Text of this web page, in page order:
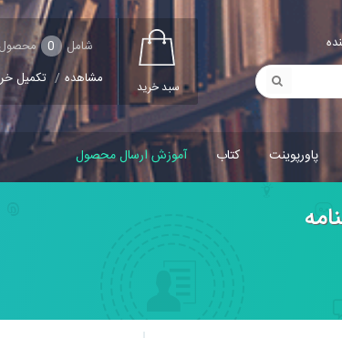
سبد خرید
شامل 0 محصول
مشاهده / تکمیل
پاورپوینت کتاب آموزش ارسال محصول